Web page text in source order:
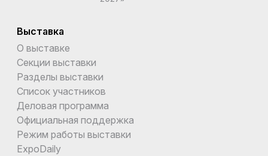
Выставка
О выставке
Секции выставки
Разделы выставки
Список участников
Деловая программа
Официальная поддержка
Режим работы выставки
ExpoDaily